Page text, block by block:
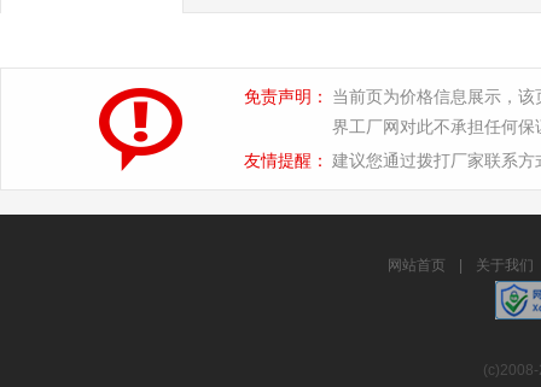
免责声明：
当前页为价格信息展示，
界工厂网对此不承担任何保
友情提醒： 建议您通过拨打厂家联系
网站首页 关于我们